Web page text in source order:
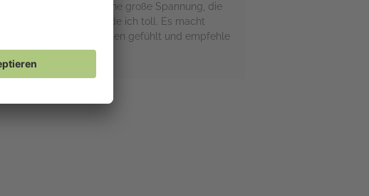
habe. Es hat eine große Spannung, die
Weg. Das Cover finde ich toll. Es macht
mich sehr gut unterhalten gefühlt und empfehle